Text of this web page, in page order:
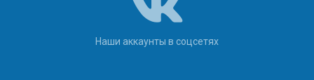
Наши аккаунты в соцсетях